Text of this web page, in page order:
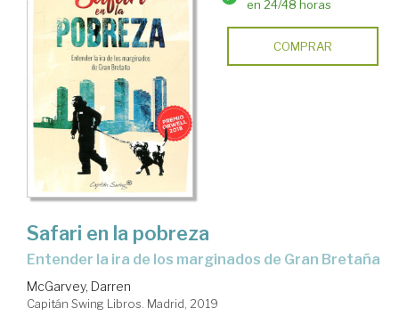
en 24/48 horas
COMPRAR
Safari en la pobreza
entender la ira de los marginados de Gran Bretaña
McGarvey, Darren
Capitán Swing Libros. Madrid, 2019